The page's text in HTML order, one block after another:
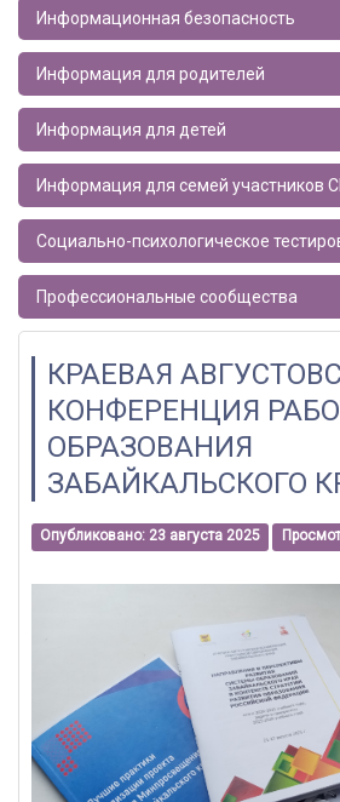
Информационная безопасность
Информация для родителей
Информация для детей
Информация для семей участников
Социально-психологическое
Профессиональные сообщества
КРАЕВАЯ
КОНФЕРЕНЦИЯ
ОБРАЗОВАНИЯ
ЗАБАЙКАЛЬСКОГО
Опубликовано: 23 августа 2025